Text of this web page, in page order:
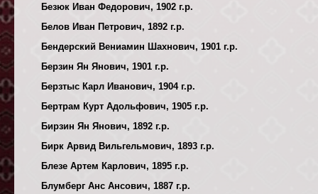
Безюк Иван Федорович, 1902 г.р.
Белов Иван Петрович, 1892 г.р.
Бендерский Вениамин Шахнович, 1901 г.р.
Берзин Ян Янович, 1901 г.р.
Берзтыс Карл Иванович, 1904 г.р.
Бертрам Курт Адольфович, 1905 г.р.
Бирзин Ян Янович, 1892 г.р.
Бирк Арвид Вильгельмович, 1893 г.р.
Блезе Артем Карлович, 1895 г.р.
Блумберг Анс Ансович, 1887 г.р.